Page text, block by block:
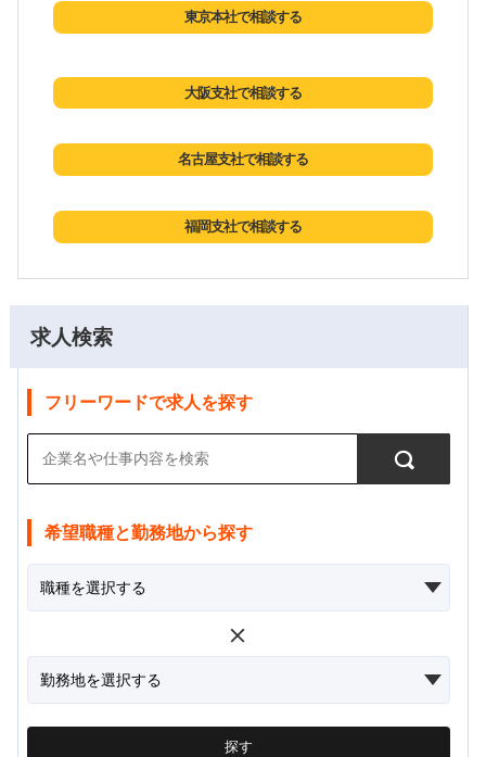
求人検索
フリーワードで求人を探す
希望職種と勤務地から探す
探す
東京本社で相談する
大阪支社で相談する
名古屋支社で相談する
福岡支社で相談する